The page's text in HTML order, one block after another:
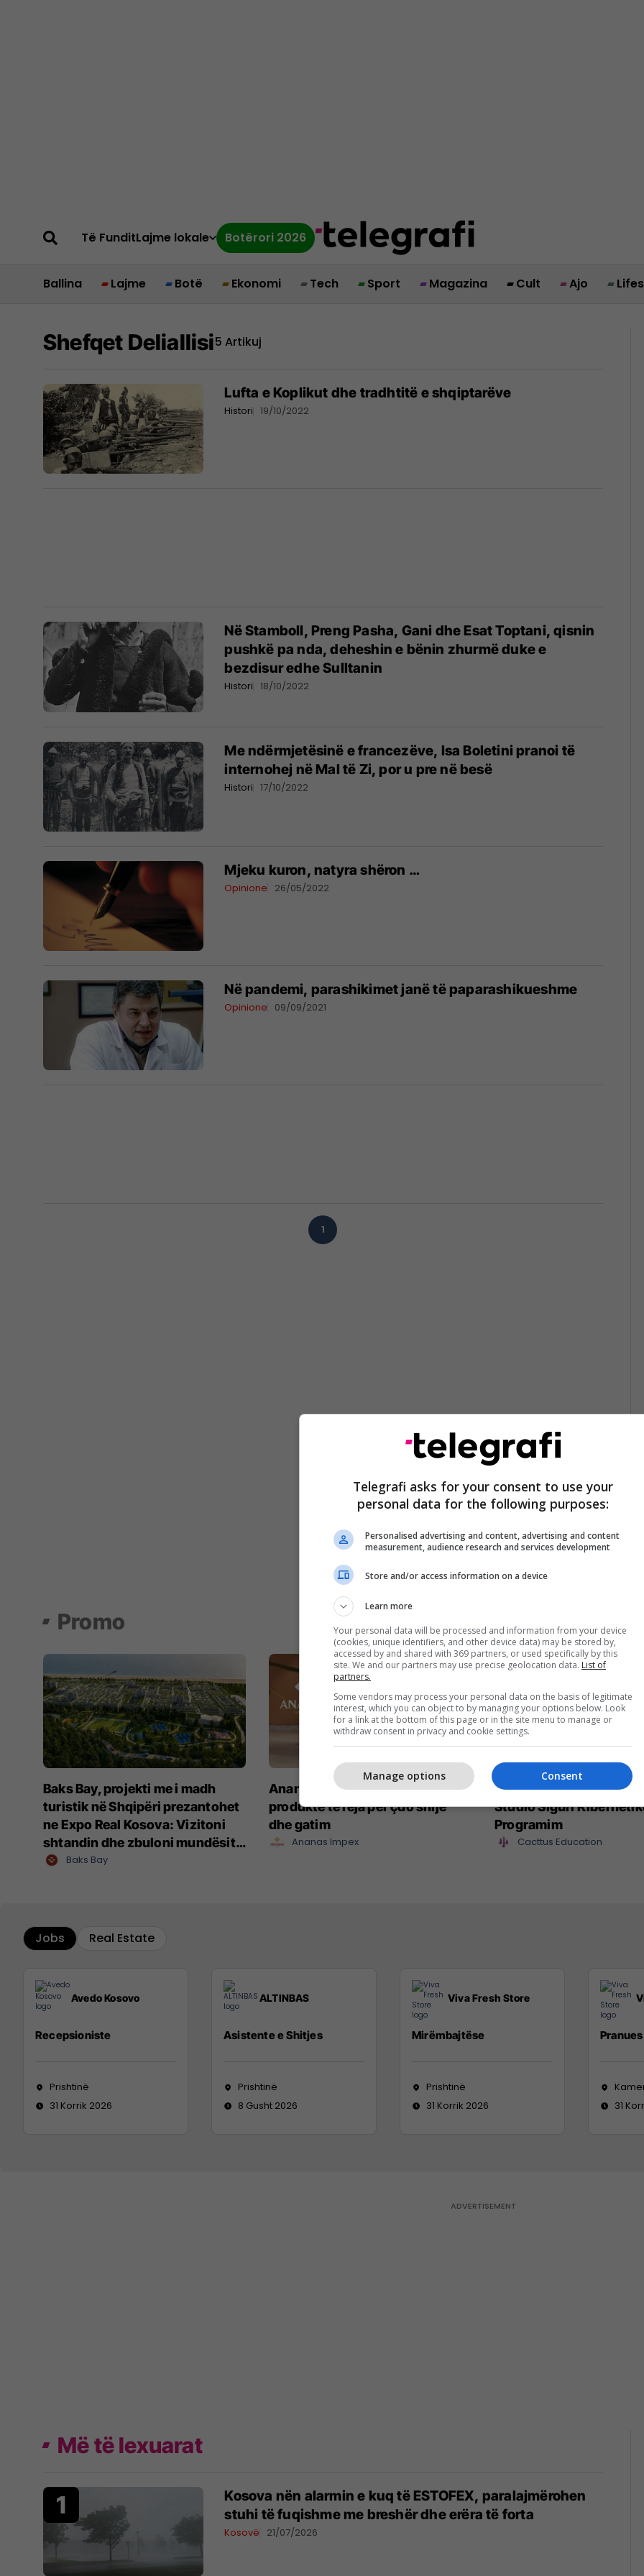
Të FunditLajme lokale Botërori 2026
Ballina Lajme Botë Ekonomi Tech Sport Magazina Cult Ajo
Shefqet Deliallisi5 Artikuj
Lufta e Koplikut dhe tradhtitë e shqiptarëve
Histori 19/10/2022
Në Stamboll, Preng Pasha, Gani dhe Esat Toptani, qisnin
pushkë pa nda, deheshin e bënin zhurmë duke e
bezdisur edhe Sulltanin
Histori 18/10/2022
Me ndërmjetësinë e francezëve, Isa Boletini pranoi të
internohej në Mal të Zi, por u pre në besë
Histori 17/10/2022
Mjeku kuron, natyra shëron …
Opinione 26/05/2022
Në pandemi, parashikimet janë të paparashikueshme
Opinione 09/09/2021
1
Promo
Baks Bay, projekti me i madh
turistik në Shqipëri prezantohet
ne Expo Real Kosova: Vizitoni
shtandin dhe zbuloni mundësitë
e investimit
Baks Bay
Ananas Impex sjell në treg
produkte të reja për çdo shije
dhe gatim
Ananas Impex
Maturant, puno nga
Studio Siguri
Programim
Cacttus Education
Jobs Real Estate
Avedo Kosovo
Recepsioniste
Prishtinë
31 Korrik 2026
ALTINBAS
Asistente e Shitjes
Prishtinë
8 Gusht 2026
Viva Fresh Store
Mirëmbajtëse
Prishtinë
31 Korrik 2026
31
Më të lexuarat
Kosova nën alarmin e kuq të ESTOFEX, paralajmërohen
stuhi të fuqishme me breshër dhe erëra të forta
Kosovë 21/07/2026
Telegrafi asks for your consent to use your
personal data for the following purposes:
Personalised advertising and content, advertising and content
measurement, audience research and services development
Store and/or access information on a device
Learn more
Your personal data will be processed and information from your device
(cookies, unique identifiers, and other device data) may be stored by,
accessed by and shared with 369 partners, or used specifically by this
site. We and our partners may use precise geolocation data. List of
partners.
Some vendors may process your personal data on the basis of legitimate
interest, which you can object to by managing your options below. Look
for a link at the bottom of this page or in the site menu to manage or
withdraw consent in privacy and cookie settings.
Consent
Manage options